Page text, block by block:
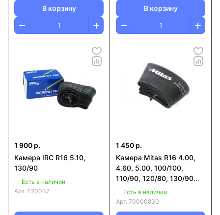
В корзину В корзину
1 900 р.
Камера IRC R16 5.10,
130/90
Есть в наличии
Арт. T20037
1 450 р.
Камера Mitas R16 4.00,
4.60, 5.00, 100/100,
110/90, 120/80, 130/90
TR6Есть в наличии
Арт. 70000830